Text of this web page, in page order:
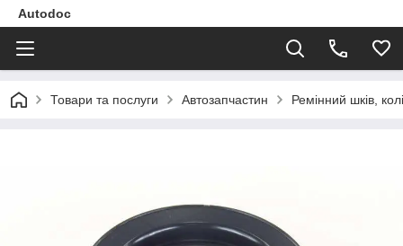
Autodoc
Товари та послуги Автозапчастин Ремінний шків,